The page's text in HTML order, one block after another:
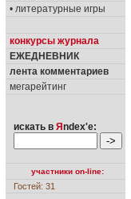
• литературные игры
конкурсы журнала
ЕЖЕДНЕВНИК
лента комментариев
мегарейтинг
искать в Я ndex'е:
участники on-line:
Гостей: 31